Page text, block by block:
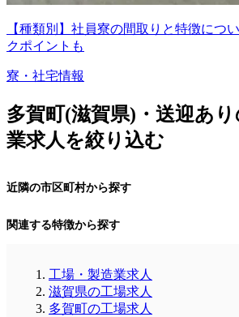
【種類別】社員寮の間取りと特徴につ
クポイントも
寮・社宅情報
多賀町(滋賀県)・送迎あ
業求人を絞り込む
近隣の市区町村から探す
関連する特徴から探す
工場・製造業求人
滋賀県の工場求人
多賀町の工場求人